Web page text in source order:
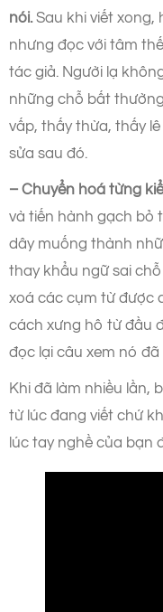
nói.Sau khi viết xong,
nhưng đọc với tâm
tác giả. Người lạ
những chỗ bất
vấp, thấy thừa, thấy
sửa sau đó.
– Chuyển hoá từng
và tiến hành gạch bỏ
dây muống thành
thay khẩu ngữ sai
xoá các cụm từ được
cách xưng hô từ đầu
đọc lại câu xem nó đã
Khi đã làm nhiều lần,
từ lúc đang viết chứ
lúc tay nghề của bạn